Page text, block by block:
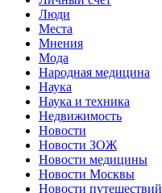
Люди
Места
Мнения
Мода
Народная медицина
Наука
Наука и техника
Недвижимость
Новости
Новости ЗОЖ
Новости медицины
Новости Москвы
Новости путешествий